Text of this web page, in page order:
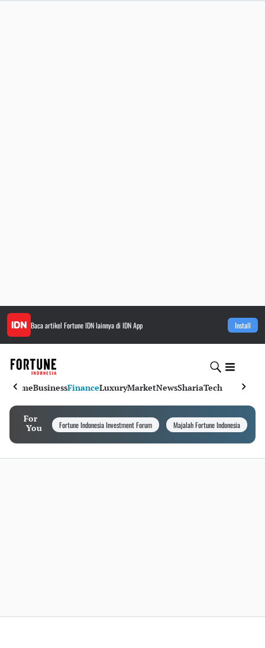
Baca artikel Fortune IDNlainnya di IDN App Install
HomeBusinessFinanceLuxuryMarketNewsShariaTech
For
You
Fortune Indonesia Investment Forum Majalah Fortune Indonesia